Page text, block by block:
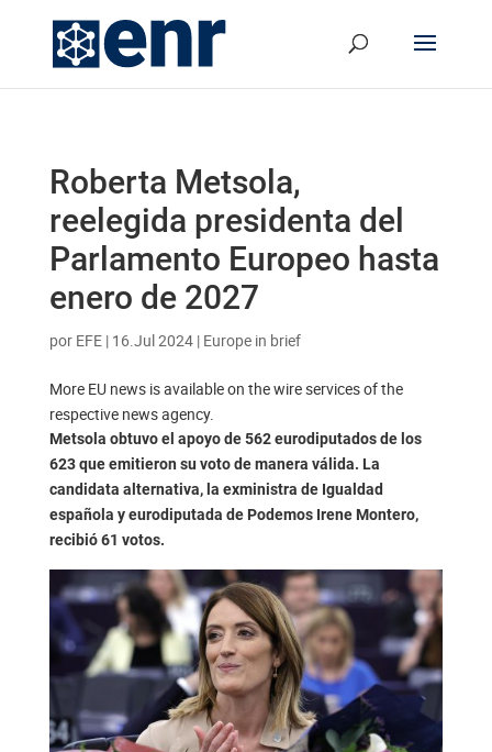
Roberta Metsola,
reelegida presidenta del
Parlamento Europeo hasta
enero de 2027
por EFE| 16.Jul 2024| Europe in brief
More EU news is available on the wire services of the
respective news agency.
Metsola obtuvo el apoyo de 562 eurodiputados de los
623 que emitieron su voto de manera válida. La
candidata alternativa, la exministra de Igualdad
española y eurodiputada de Podemos Irene Montero,
recibió 61 votos.